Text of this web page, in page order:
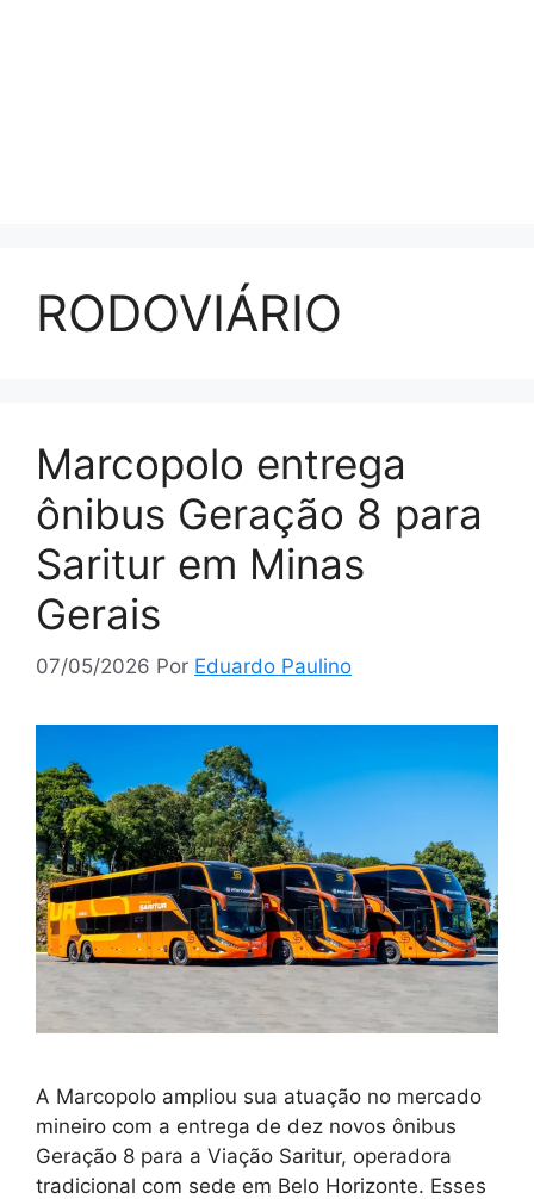
RODOVIÁRIO
Marcopolo entrega
ônibus Geração 8 para
Saritur em Minas
Gerais
07/05/2026 Por Eduardo Paulino
A Marcopolo ampliou sua atuação no mercado
mineiro com a entrega de dez novos ônibus
Geração 8 para a Viação Saritur, operadora
tradicional com sede em Belo Horizonte. Esses